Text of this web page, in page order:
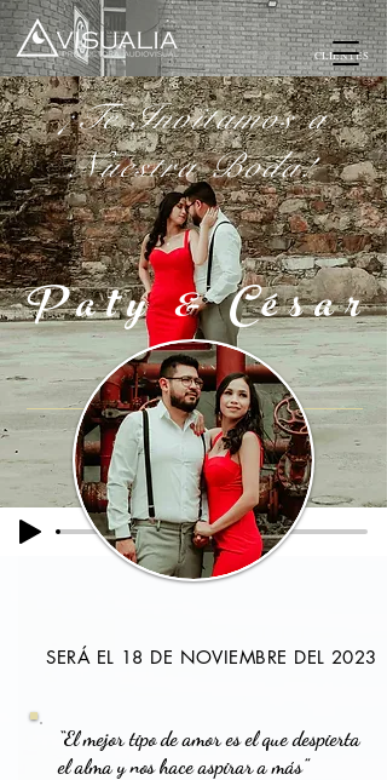
CLIENTES
SERÁ EL 18 DE NOVIEMBRE DEL 2023
“El mejor tipo de amor es el que despierta
el alma y nos hace aspirar a más”
¡Te Invitamos a
Nuestra Boda!
Paty & César